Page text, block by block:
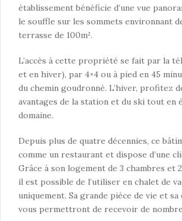
établissement bénéficie d’une vue
le souffle sur les sommets environnant
terrasse de 100m².
L’accès à cette propriété se fait par la
et en hiver), par 4×4 ou à pied en 45
du chemin goudronné. L’hiver, profitez
avantages de la station et du ski tout en
domaine.
Depuis plus de quatre décennies, ce
comme un restaurant et dispose d’une
Grâce à son logement de 3 chambres et
il est possible de l’utiliser en chalet de
uniquement. Sa grande pièce de vie et sa
vous permettront de recevoir de